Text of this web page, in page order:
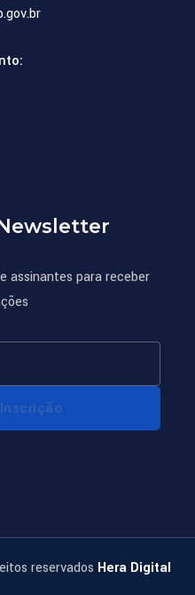
assinantes para receber
reservados Hera Digital